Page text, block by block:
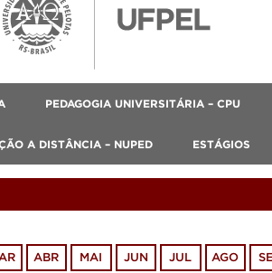
PEDAGOGIA UNIVERSITÁRIA – CPU
A DISTÂNCIA – NUPED ESTÁGIOS
ABR MAI JUN JUL AGO